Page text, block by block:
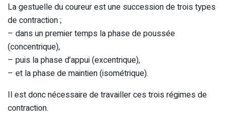
La gestuelle du coureur est une succession de trois types
de contraction ;
– dans un premier temps la phase de poussée
(concentrique),
– puis la phase d’appui (excentrique),
– et la phase de maintien (isométrique).
Il est donc nécessaire de travailler ces trois régimes de
contraction.